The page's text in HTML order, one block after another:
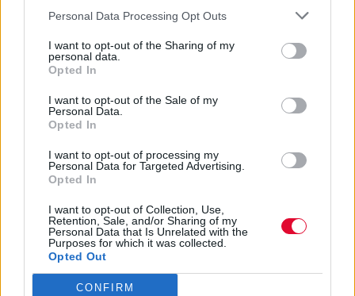
Personal Data Processing Opt Outs
I want to opt-out of the Sharing of my
personal data.
Opted In
I want to opt-out of the Sale of my
Personal Data.
Opted In
I want to opt-out of processing my
Personal Data for Targeted Advertising.
Opted In
I want to opt-out of Collection, Use,
Retention, Sale, and/or Sharing of my
Personal Data that Is Unrelated with the
Purposes for which it was collected.
Opted Out
CONFIRM
πρώτος όλα τα τελευταία trends
BEST OF NETWORK